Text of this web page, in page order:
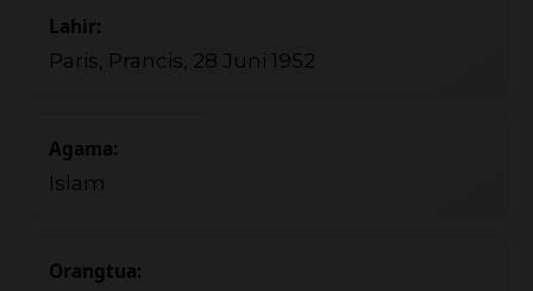
Lahir:
Paris, Prancis, 28 Juni 1952
Agama:
Islam
Orangtua: